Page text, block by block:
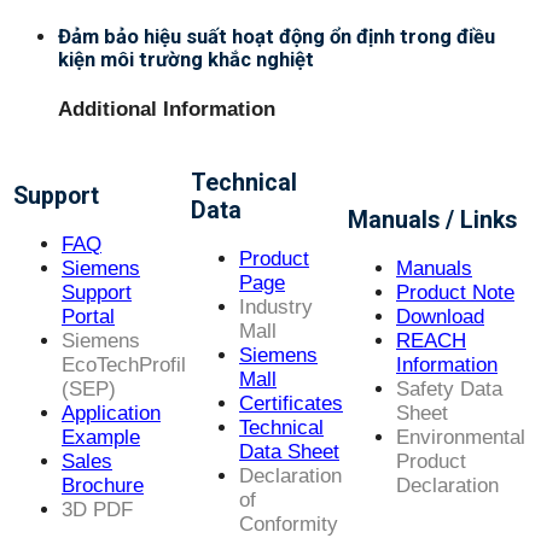
Đảm bảo hiệu suất hoạt động ổn định trong điều
kiện môi trường khắc nghiệt
Additional Information
Support
FAQ
Siemens
Support
Portal
Siemens
EcoTechProfil
(SEP)
Application
Example
Sales
Brochure
3D PDF
Technical
Data
Product
Page
Industry
Mall
Siemens
Mall
Certificates
Technical
Data Sheet
Declaration
of
Conformity
Manuals / Links
Manuals
Product Note
Download
REACH
Information
Safety Data
Sheet
Environmental
Product
Declaration